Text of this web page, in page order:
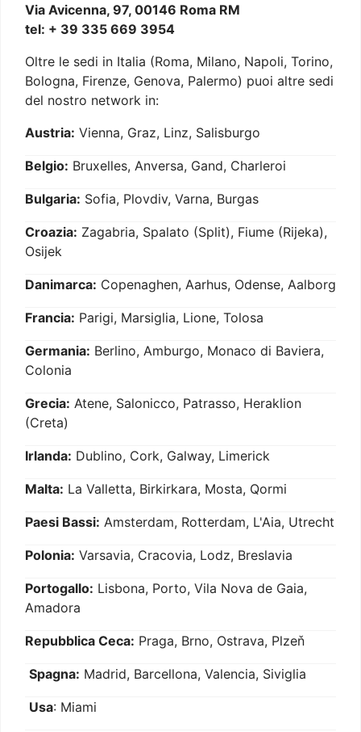
Via Avicenna, 97, 00146 Roma RM
tel: + 39 335 669 3954
Oltre le sedi in Italia (Roma, Milano, Napoli, Torino,
Bologna, Firenze, Genova, Palermo) puoi altre sedi
del nostro network in:
Austria: Vienna, Graz, Linz, Salisburgo
Belgio: Bruxelles, Anversa, Gand, Charleroi
Bulgaria: Sofia, Plovdiv, Varna, Burgas
Croazia: Zagabria, Spalato (Split), Fiume (Rijeka),
Osijek
Danimarca: Copenaghen, Aarhus, Odense, Aalborg
Francia: Parigi, Marsiglia, Lione, Tolosa
Germania: Berlino, Amburgo, Monaco di Baviera,
Colonia
Grecia: Atene, Salonicco, Patrasso, Heraklion
(Creta)
Irlanda: Dublino, Cork, Galway, Limerick
Malta: La Valletta, Birkirkara, Mosta, Qormi
Paesi Bassi: Amsterdam, Rotterdam, L'Aia, Utrecht
Polonia: Varsavia, Cracovia, Lodz, Breslavia
Portogallo: Lisbona, Porto, Vila Nova de Gaia,
Amadora
Repubblica Ceca: Praga, Brno, Ostrava, Plzeň
Spagna: Madrid, Barcellona, Valencia, Siviglia
Usa: Miami